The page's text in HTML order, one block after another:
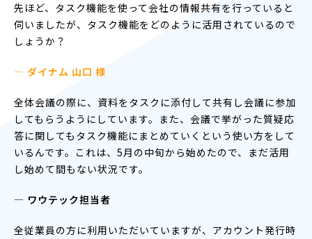
先ほど、タスク機能を使って会社の情報共有を行っていると
伺いましたが、タスク機能をどのように活用されているので
しょうか？
— ダイナム 山口 様
全体会議の際に、資料をタスクに添付して共有し会議に参加
してもらうようにしています。また、会議で挙がった質疑応
答に関してもタスク機能にまとめていくという使い方をして
いるんです。これは、5月の中旬から始めたので、まだ活用
し始めて間もない状況です。
― ワウテック担当者
全従業員の方に利用いただいていますが、アカウント発行時